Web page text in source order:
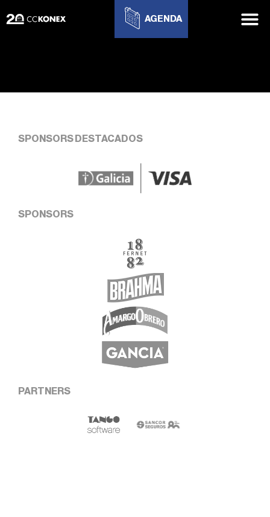
AGENDA
SPONSORS DESTACADOS
SPONSORS
PARTNERS